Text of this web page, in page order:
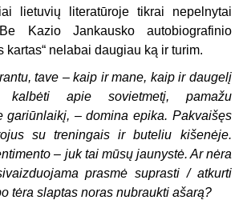
lietuvių literatūroje tikrai nepelnytai
Kazio Jankausko autobiografinio
kartas“ nelabai daugiau ką ir turim.
tave – kaip ir mane, kaip ir daugelį
kalbėti apie sovietmetį, pamažu
gariūnlaikį, – domina epika. Pakvaišęs
su treningais ir buteliu kišenėje.
– juk tai mūsų jaunystė. Ar nėra
prasmė suprasti / atkurti
tėra slaptas noras nubraukti ašarą?